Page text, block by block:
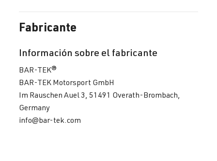
Fabricante
Información sobre el fabricante
BAR-TEK®
BAR-TEK Motorsport GmbH
Im Rauschen Auel 3, 51491 Overath-Brombach,
Germany
info@bar-tek.com